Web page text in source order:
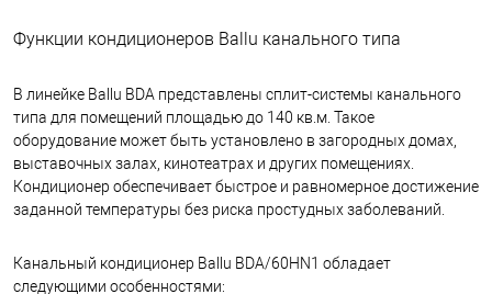
Функции кондиционеров Ballu канального типа
В линейке Ballu BDA представлены сплит-системы канального
типа для помещений площадью до 140 кв.м. Такое
оборудование может быть установлено в загородных домах,
выставочных залах, кинотеатрах и других помещениях.
Кондиционер обеспечивает быстрое и равномерное достижение
заданной температуры без риска простудных заболеваний.
Канальный кондиционер Ballu BDA/60HN1 обладает
следующими особенностями: